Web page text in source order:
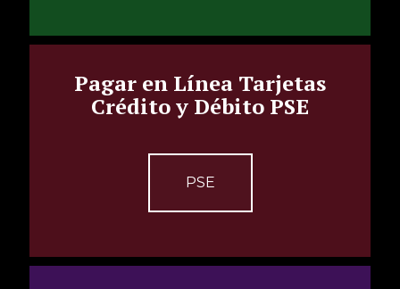
Pagar en Línea Tarjetas
Crédito y Débito PSE
PSE